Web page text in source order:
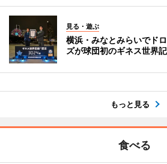
見る・遊ぶ
横浜・みなとみらいでド
ズが球団初のギネス世界
もっと見る
食べる